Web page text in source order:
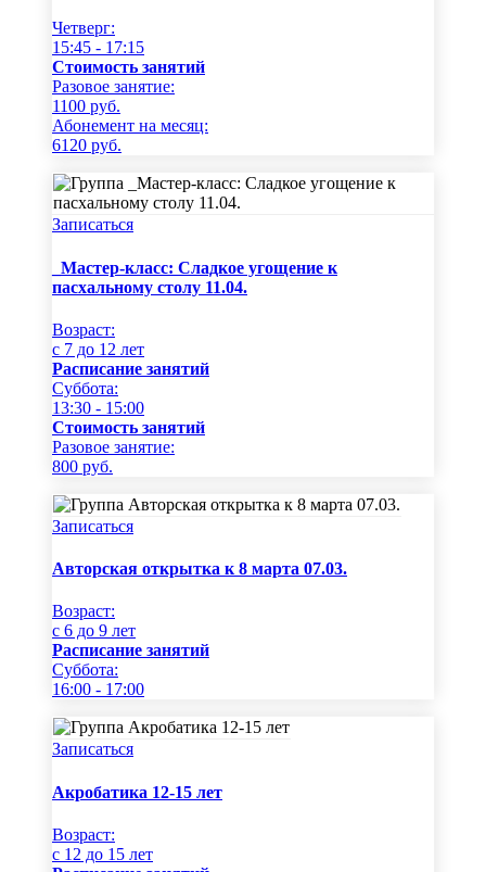
Четверг:
15:45 - 17:15
Стоимость занятий
Разовое занятие:
1100 руб.
Абонемент на месяц:
6120 руб.
Записаться
_Мастер-класс: Сладкое угощение к
пасхальному столу 11.04.
Возраст:
c 7 до 12 лет
Расписание занятий
Суббота:
13:30 - 15:00
Стоимость занятий
Разовое занятие:
800 руб.
Записаться
Авторская открытка к 8 марта 07.03.
Возраст:
c 6 до 9 лет
Расписание занятий
Суббота:
16:00 - 17:00
Записаться
Акробатика 12-15 лет
Возраст:
c 12 до 15 лет